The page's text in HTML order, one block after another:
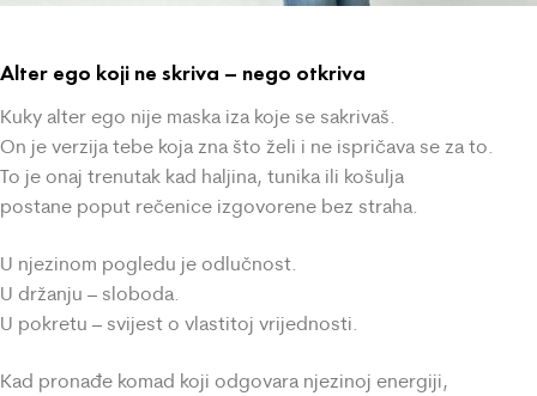
Alter ego koji ne skriva – nego otkriva
Kuky alter ego nije maska iza koje se sakrivaš.
On je verzija tebe koja zna što želi i ne ispričava se za to.
To je onaj trenutak kad haljina, tunika ili košulja
postane poput rečenice izgovorene bez straha.
U njezinom pogledu je odlučnost.
U držanju – sloboda.
U pokretu – svijest o vlastitoj vrijednosti.
Kad pronađe komad koji odgovara njezinoj energiji,